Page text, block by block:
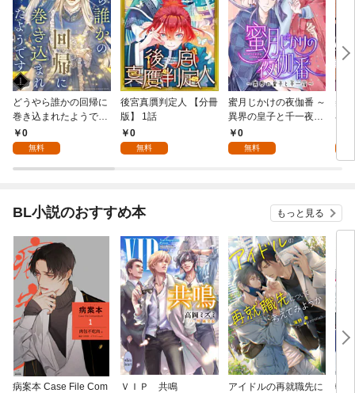
どうやら誰かの回帰に
巻き込まれたようです
【分冊版】 1話
0
無料
後宮真贋判定人 【分冊
版】 1話
0
無料
蜜月じかけの夜伽番 ～
異界の皇子と千一夜～
【分冊版】 1話
0
無料
美
界
版
BL小説のおすすめ本 もっと見る
病案本 Case File Com
ＶＩＰ 共鳴
アイドルの再就職先に
転